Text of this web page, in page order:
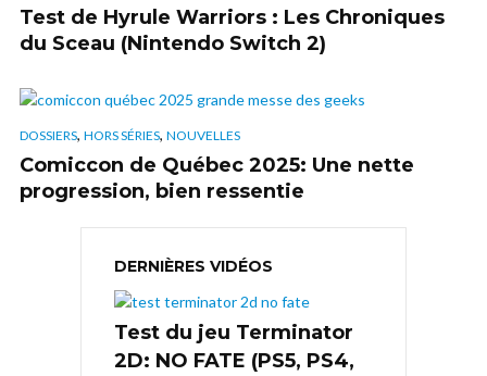
Test de Hyrule Warriors : Les Chroniques
du Sceau (Nintendo Switch 2)
DOSSIERS, HORS SÉRIES, NOUVELLES
Comiccon de Québec 2025: Une nette
progression, bien ressentie
DERNIÈRES VIDÉOS
Test du jeu Terminator
2D: NO FATE (PS5, PS4,